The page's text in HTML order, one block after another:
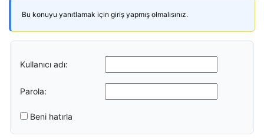
Bu konuyu yanıtlamak için giriş yapmış olmalısınız.
Kullanıcı adı:
Parola:
Beni hatırla